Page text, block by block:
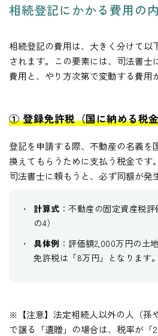
相続登記にかかる費用の
相続登記の費用は、大きく分けて以
されます。この要素には、司法書士
費用と、やり方次第で変動する費用
① 登録免許税（国に納める税
登記を申請する際、不動産の名義を
換えてもらうために支払う税金です
司法書士に頼もうと、必ず同額が発
計算式 ：不動産の固定資産税
の4）
具体例 ：評価額2,000万円の土
免許税は「8万円」となります。
※【注意】法定相続人以外の人（孫
で譲る「遺贈」の場合は、税率が「